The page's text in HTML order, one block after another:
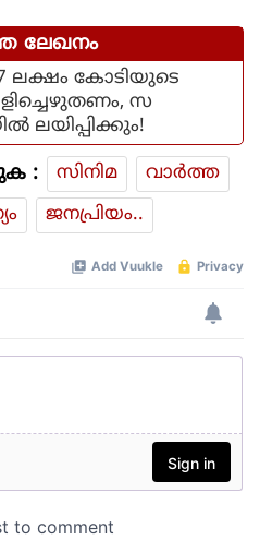
ലേഖനം
ലക്ഷം കോടിയുടെ
സ
: സിനിമ
വാര്‍ത്ത
ജനപ്രിയം..